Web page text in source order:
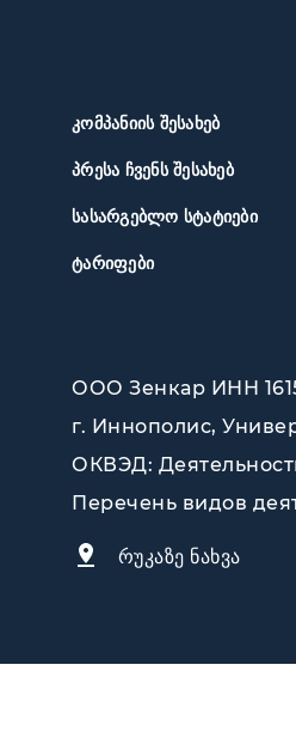
ᲙᲝᲛᲞᲐᲜᲘᲘᲡ ᲨᲔᲡᲐᲮᲔᲑ
ᲞᲠᲔᲡᲐ ᲩᲕᲔᲜᲡ ᲨᲔᲡᲐᲮᲔᲑ
ᲡᲐᲡᲐᲠᲒᲔᲑᲚᲝ ᲡᲢᲐᲢᲘᲔᲑᲘ
ᲢᲐᲠᲘᲤᲔᲑᲘ
ООО Зенкар ИНН
г. Иннополис,
ОКВЭД:
Перечень видов
რუკაზე ნახვა